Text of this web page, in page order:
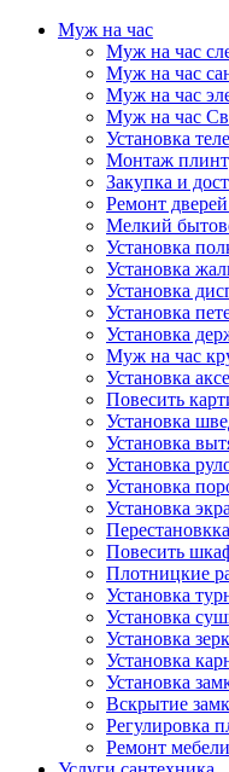
Муж на час
Муж на час
Муж на час
Муж на час
Муж на час
Установка
Монтаж
Закупка и
Ремонт
Мелкий
Установка
Установка
Установка
Установка
Установка
Муж на час
Установка
Повесить
Установка
Установка
Установка
Установка
Установка
Повесить
Плотницкие
Установка
Установка
Установка
Установка
Установка
Вскрытие
Регулировка
Ремонт